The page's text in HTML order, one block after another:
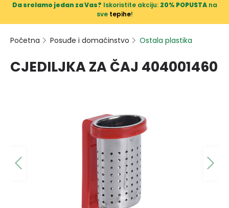
Da srolamo jedan za Vas? Iskoristite akciju: 20% POPUSTAna
sve tepihe!
Početna Posuđe i domaćinstvo Ostala plastika
CJEDILJKA ZA ČAJ 404001460